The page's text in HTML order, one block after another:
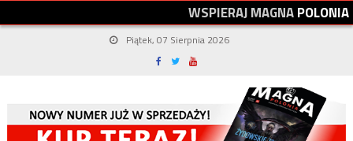
WSPIERAJMAGNAPOLONIA
Piątek, 07 Sierpnia 2026